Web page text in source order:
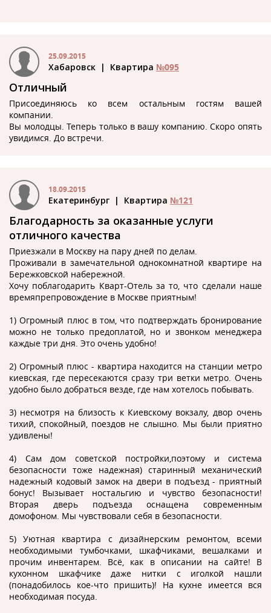
25.09.2015
Хабаровск | Квартира №095
Отличный
Присоединяюсь ко всем остальным гостям вашей
компании.
Вы молодцы. Теперь только в вашу компанию. Скоро опять
увидимся. До встречи.
18.09.2015
Екатеринбург | Квартира №121
Благодарность за оказанные услуги
отличного качества
Приезжали в Москву на пару дней по делам.
Проживали в замечательной однокомнатной квартире на
Бережковской набережной.
Хочу поблагодарить Кварт-Отель за то, что сделали наше
времяпрепровождение в Москве приятным!
1) Огромный плюс в том, что подтверждать бронирование
можно не только предоплатой, но и звонком менеджера
каждые три дня. Это очень удобно!
2) Огромный плюс - квартира находится на станции метро
киевская, где пересекаются сразу три ветки метро. Очень
удобно было добраться везде, где нам хотелось побывать.
3) несмотря на близость к Киевскому вокзалу, двор очень
тихий, спокойный, поездов не слышно. Мы были приятно
удивлены!
4) Сам дом советской постройки,поэтому и система
безопасности тоже надежная) старинный механический
надежный кодовый замок на двери в подъезд - приятный
бонус! Вызывает ностальгию и чувство безопасности!
Вторая дверь подъезда оснащена современным
домофоном. Мы чувствовали себя в безопасности.
5) Уютная квартира с дизайнерским ремонтом, всеми
необходимыми тумбочками, шкафчиками, вешалками и
прочим инвентарем. Всё, как в описании на сайте! В
кухонном шкафчике даже нитки с иголкой нашли
(понадобилось кое-что пришить)! На кухне имеется вся
необходимая посуда.